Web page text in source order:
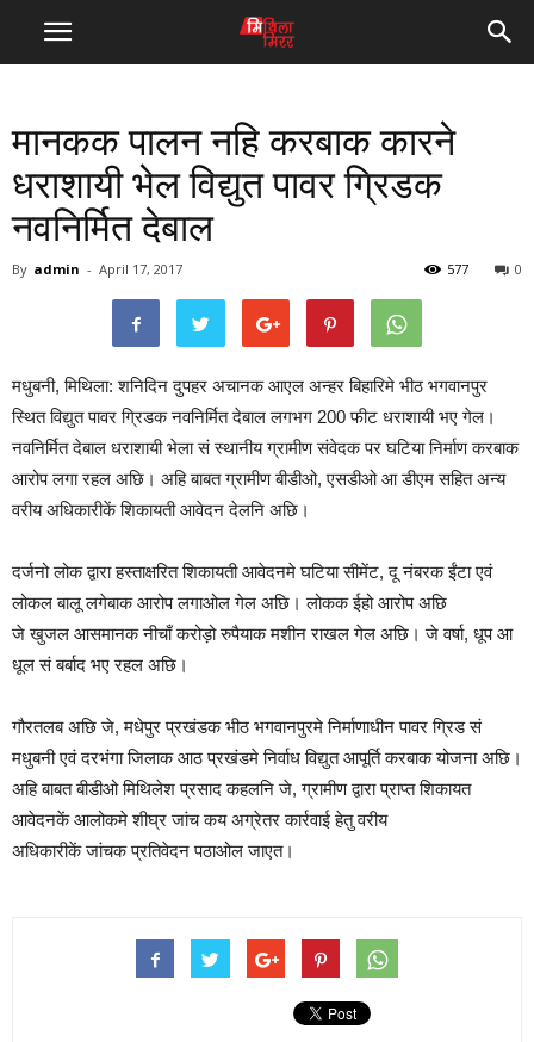
मानकक पालन नहि करबाक कारने
धराशायी भेल विद्युत पावर ग्रिडक
नवनिर्मित देबाल
By admin - April 17, 2017 0
577
मधुबनी, मिथिला: शनिदिन दुपहर अचानक आएल अन्हर बिहारिमे भीठ भगवानपुर
स्थित विद्युत पावर ग्रिडक नवनिर्मित देबाल लगभग 200 फीट धराशायी भए गेल।
नवनिर्मित देबाल धराशायी भेला सं स्थानीय ग्रामीण संवेदक पर घटिया निर्माण करबाक
आरोप लगा रहल अछि। अहि बाबत ग्रामीण बीडीओ, एसडीओ आ डीएम सहित अन्य
वरीय अधिकारीकें शिकायती आवेदन देलनि अछि।
दर्जनो लोक द्वारा हस्ताक्षरित शिकायती आवेदनमे घटिया सीमेंट, दू नंबरक ईंटा एवं
लोकल बालू लगेबाक आरोप लगाओल गेल अछि। लोकक ईहो आरोप अछि
जे खुजल आसमानक नीचाँ करोड़ो रुपैयाक मशीन राखल गेल अछि। जे वर्षा, धूप आ
धूल सं बर्बाद भए रहल अछि।
गौरतलब अछि जे, मधेपुर प्रखंडक भीठ भगवानपुरमे निर्माणाधीन पावर ग्रिड सं
मधुबनी एवं दरभंगा जिलाक आठ प्रखंडमे निर्वाध विद्युत आपूर्ति करबाक योजना अछि।
अहि बाबत बीडीओ मिथिलेश प्रसाद कहलनि जे, ग्रामीण द्वारा प्राप्त शिकायत
आवेदनकें आलोकमे शीघ्र जांच कय अग्रेतर कार्रवाई हेतु वरीय
अधिकारीकें जांचक प्रतिवेदन पठाओल जाएत।